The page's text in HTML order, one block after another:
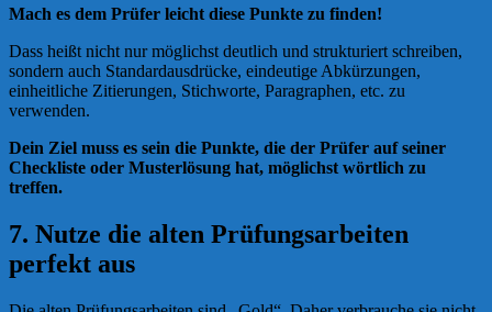
Mach es dem Prüfer leicht diese Punkte zu finden!
Dass heißt nicht nur möglichst deutlich und strukturiert schreiben,
sondern auch Standardausdrücke, eindeutige Abkürzungen,
einheitliche Zitierungen, Stichworte, Paragraphen, etc. zu
verwenden.
Dein Ziel muss es sein die Punkte, die der Prüfer auf seiner
Checkliste oder Musterlösung hat, möglichst wörtlich zu
treffen.
7. Nutze die alten Prüfungsarbeiten
perfekt aus